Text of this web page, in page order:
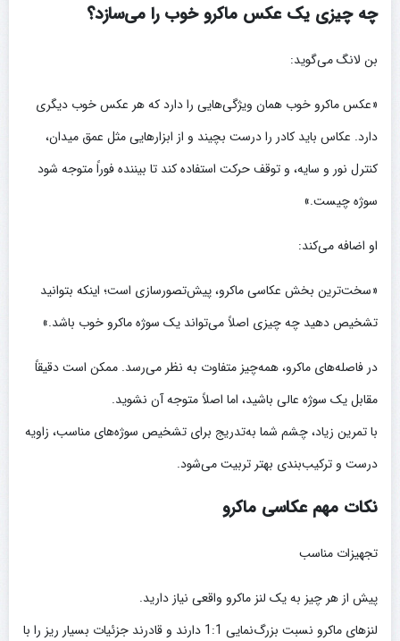
چه چیزی یک عکس ماکرو خوب را می‌سازد؟
بن لانگ می‌گوید:
«عکس ماکرو خوب همان ویژگی‌هایی را دارد که هر عکس خوب دیگری
دارد. عکاس باید کادر را درست بچیند و از ابزارهایی مثل عمق میدان،
کنترل نور و سایه، و توقف حرکت استفاده کند تا بیننده فوراً متوجه شود
سوژه چیست.»
او اضافه می‌کند:
«سخت‌ترین بخش عکاسی ماکرو، پیش‌تصورسازی است؛ اینکه بتوانید
تشخیص دهید چه چیزی اصلاً می‌تواند یک سوژه ماکرو خوب باشد.»
در فاصله‌های ماکرو، همه‌چیز متفاوت به نظر می‌رسد. ممکن است دقیقاً
مقابل یک سوژه عالی باشید، اما اصلاً متوجه آن نشوید.
با تمرین زیاد، چشم شما به‌تدریج برای تشخیص سوژه‌های مناسب، زاویه
درست و ترکیب‌بندی بهتر تربیت می‌شود.
نکات مهم عکاسی ماکرو
تجهیزات مناسب
پیش از هر چیز به یک لنز ماکرو واقعی نیاز دارید.
لنزهای ماکرو نسبت بزرگ‌نمایی 1:1 دارند و قادرند جزئیات بسیار ریز را با